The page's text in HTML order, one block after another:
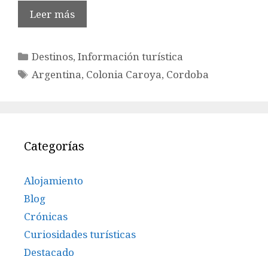
Leer más
Categorías
Destinos,Información turística
Etiquetas
Argentina, Colonia Caroya, Cordoba
Categorías
Alojamiento
Blog
Crónicas
Curiosidades turísticas
Destacado